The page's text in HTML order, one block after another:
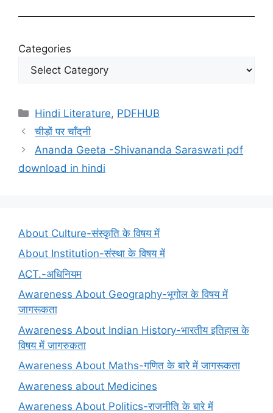
Categories
Categories
Hindi Literature, PDFHUB
चीड़ों पर चाँदनी
Ananda Geeta -Shivananda Saraswati pdf
download in hindi
About Culture-संस्कृति के विषय में
About Institution-संस्था के विषय में
ACT.-अधिनियम
Awareness About Geography-भूगोल के विषय में
जागरूकता
Awareness About Indian History-भारतीय इतिहास के
विषय में जागरुकता
Awareness About Maths-गणित के बारे में जागरूकता
Awareness about Medicines
Awareness About Politics-राजनीति के बारे में